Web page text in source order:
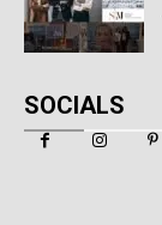
SOCIALS